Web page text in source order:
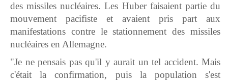
des missiles nucléaires. Les Huber faisaient partie du
mouvement pacifiste et avaient pris part aux
manifestations contre le stationnement des missiles
nucléaires en Allemagne.
"Je ne pensais pas qu'il y aurait un tel accident. Mais
c'était la confirmation, puis la population s'est